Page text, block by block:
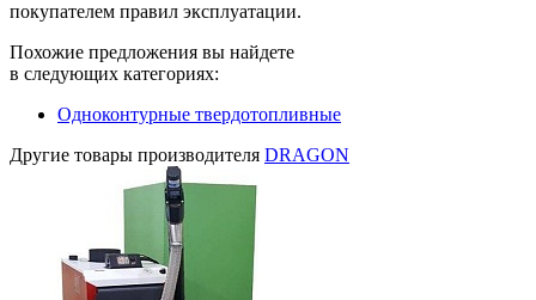
покупателем правил эксплуатации.
Похожие предложения вы найдете
в следующих категориях:
Одноконтурные твердотопливные
Другие товары производителя DRAGON